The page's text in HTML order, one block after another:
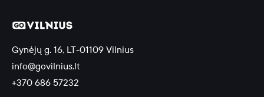
Gynėjų g. 16, LT-01109 Vilnius
info@govilnius.lt
+370 686 57232